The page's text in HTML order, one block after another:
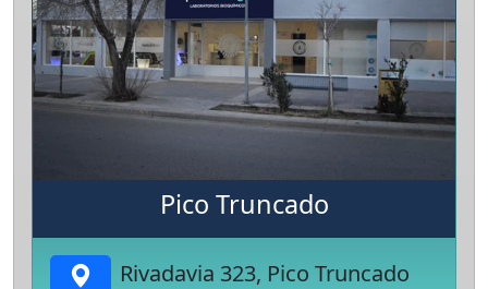
Pico Truncado
Rivadavia 323, Pico Truncado